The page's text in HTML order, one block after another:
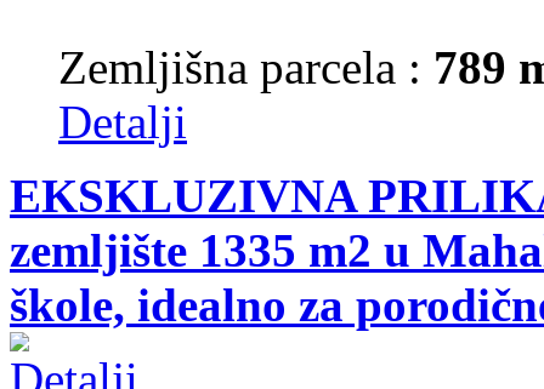
Zemljišna parcela : 789
Detalji
EKSKLUZIVNA
zemljište 1335 m2 u
škole, idealno za